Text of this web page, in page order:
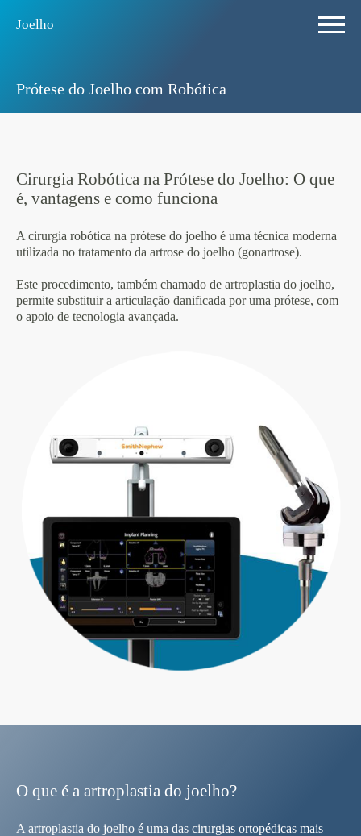
Joelho
Prótese do Joelho com Robótica
Cirurgia Robótica na Prótese do Joelho: O que
é, vantagens e como funciona
A cirurgia robótica na prótese do joelho é uma técnica moderna
utilizada no tratamento da artrose do joelho (gonartrose).
Este procedimento, também chamado de artroplastia do joelho,
permite substituir a articulação danificada por uma prótese, com
o apoio de tecnologia avançada.
O que é a artroplastia do joelho?
A artroplastia do joelho é uma das cirurgias ortopédicas mais